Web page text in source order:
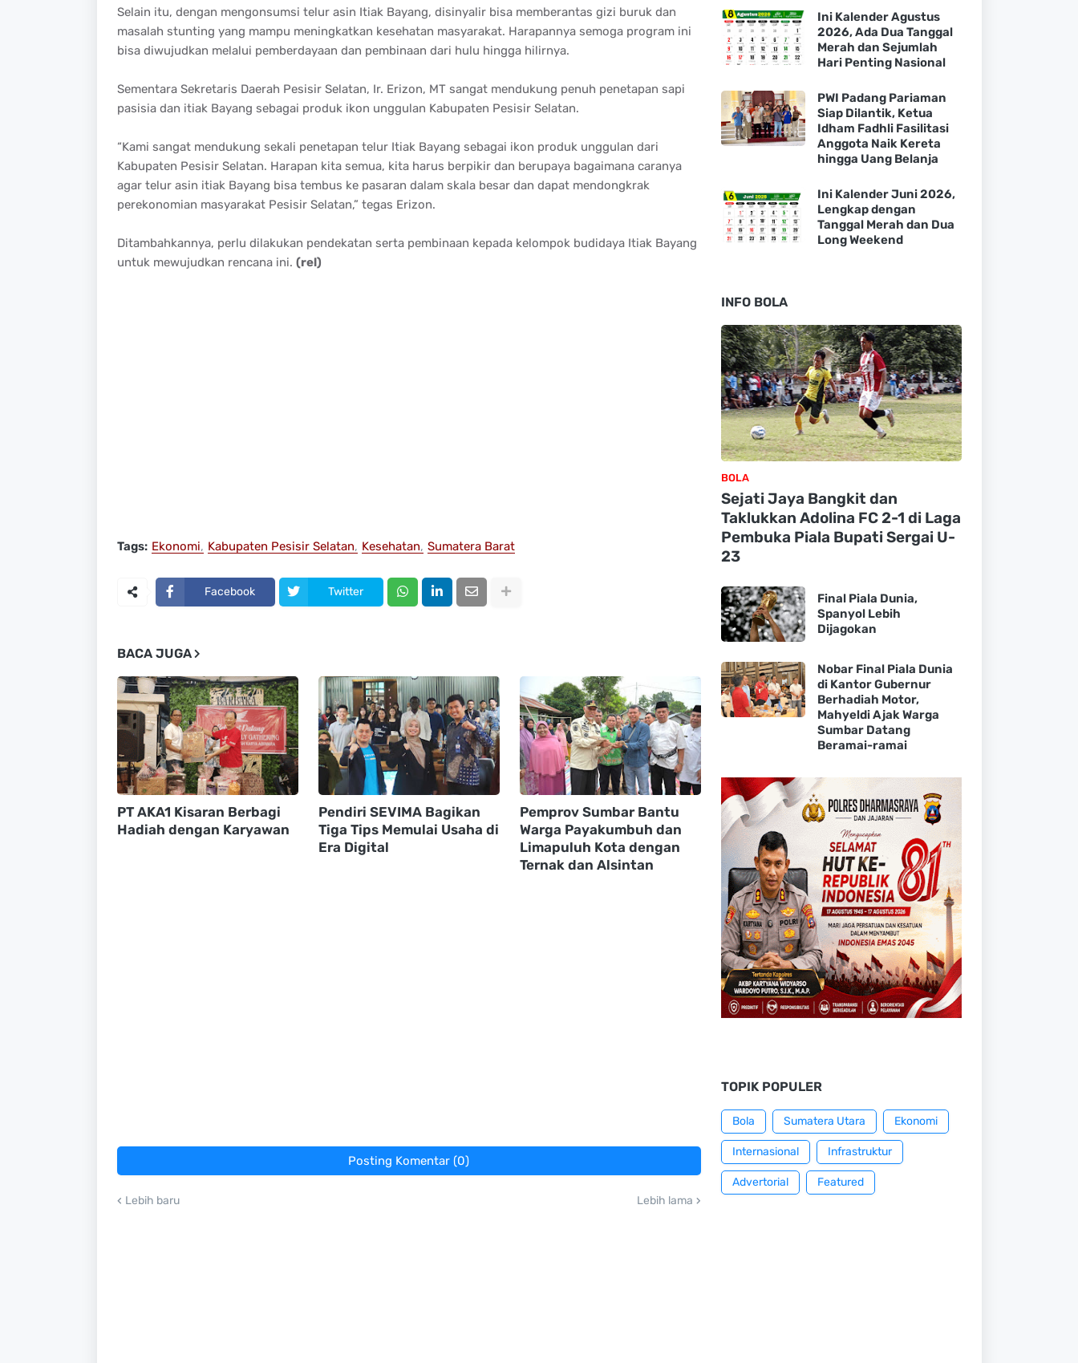
Selain itu, dengan mengonsumsi telur asin Itiak Bayang, disinyalir bisa memberantas gizi buruk dan
masalah stunting yang mampu meningkatkan kesehatan masyarakat. Harapannya semoga program ini
bisa diwujudkan melalui pemberdayaan dan pembinaan dari hulu hingga hilirnya.
Sementara Sekretaris Daerah Pesisir Selatan, Ir. Erizon, MT sangat mendukung penuh penetapan sapi
pasisia dan itiak Bayang sebagai produk ikon unggulan Kabupaten Pesisir Selatan.
“Kami sangat mendukung sekali penetapan telur Itiak Bayang sebagai ikon produk unggulan dari
Kabupaten Pesisir Selatan. Harapan kita semua, kita harus berpikir dan berupaya bagaimana caranya
agar telur asin itiak Bayang bisa tembus ke pasaran dalam skala besar dan dapat mendongkrak
perekonomian masyarakat Pesisir Selatan,” tegas Erizon.
Ditambahkannya, perlu dilakukan pendekatan serta pembinaan kepada kelompok budidaya Itiak Bayang
untuk mewujudkan rencana ini. (rel)
Tags: Ekonomi Kabupaten Pesisir Selatan Kesehatan Sumatera Barat
Facebook Twitter
BACA JUGA
PT AKA1 Kisaran Berbagi
Hadiah dengan Karyawan
Pendiri SEVIMA Bagikan
Tiga Tips Memulai Usaha di
Era Digital
Pemprov Sumbar Bantu
Warga Payakumbuh dan
Limapuluh Kota dengan
Ternak dan Alsintan
Posting Komentar (0)
Lebih baru Lebih lama
Ini Kalender Agustus
2026, Ada Dua Tanggal
Merah dan Sejumlah
Hari Penting Nasional
PWI Padang Pariaman
Siap Dilantik, Ketua
Idham Fadhli Fasilitasi
Anggota Naik Kereta
hingga Uang Belanja
Ini Kalender Juni 2026,
Lengkap dengan
Tanggal Merah dan Dua
Long Weekend
INFO BOLA
BOLA
Sejati Jaya Bangkit dan
Taklukkan Adolina FC 2-1 di Laga
Pembuka Piala Bupati Sergai U-
23
Final Piala Dunia,
Spanyol Lebih
Dijagokan
Nobar Final Piala Dunia
di Kantor Gubernur
Berhadiah Motor,
Mahyeldi Ajak Warga
Sumbar Datang
Beramai-ramai
TOPIK POPULER
Bola Sumatera Utara Ekonomi
Internasional Infrastruktur
Advertorial Featured